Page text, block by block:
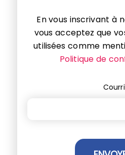
En vous inscrivant à
vous acceptez que
utilisées comme
Politique de